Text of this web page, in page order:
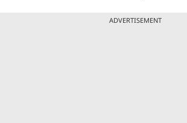
ADVERTISEMENT